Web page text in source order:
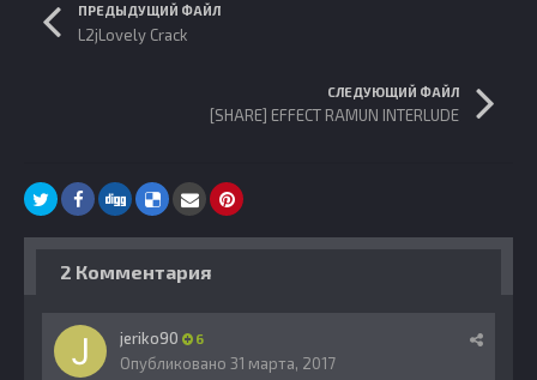
ПРЕДЫДУЩИЙ ФАЙЛ
L2jLovely Crack
СЛЕДУЮЩИЙ ФАЙЛ
[SHARE] EFFECT RAMUN INTERLUDE
2 Комментария
jeriko90 6
Опубликовано 31 марта, 2017